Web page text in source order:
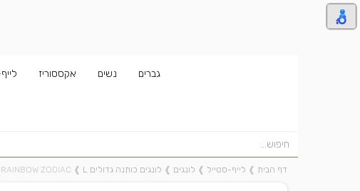
גברים נשים אקססוריז
דף הבית ❱ לייף-סטייל ❱ לונגים ❱ לונגים כותנה גדולים L ❱ RAINBOW ZODIAC לונג כותנה L